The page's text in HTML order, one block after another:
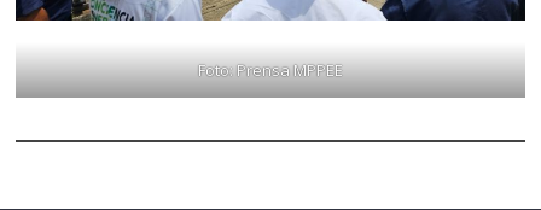
Foto: Prensa MPPEE